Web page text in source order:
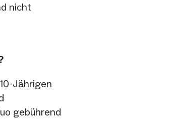
nicht
Jährigen
gebührend